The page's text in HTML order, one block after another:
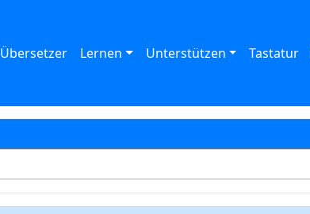
Übersetzer Lernen Unterstützen Tastatur